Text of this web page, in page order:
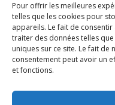
Pour offrir les meilleures
telles que les cookies pour
appareils. Le fait de
traiter des données telles
uniques sur ce site. Le fait
consentement peut avoir un
et fonctions.